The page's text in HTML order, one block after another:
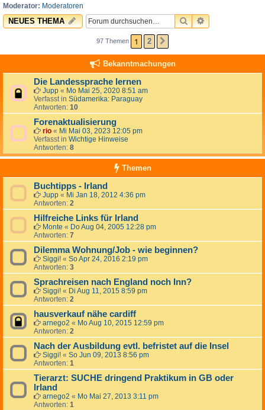
Moderator: Moderatoren
NEUES THEMA SUCHEERWEITERTE
97 Themen 1 2
Bekanntmachungen
Die Landessprache lernen
Jupp « Mo Mai 25, 2020 8:51 am
Verfasst in Südamerika: Paraguay
Antworten: 10
Forenaktualisierung
rio « Mi Mai 03, 2023 12:05 pm
Verfasst in Wichtige Hinweise
Antworten: 8
Themen
Buchtipps - Irland
Jupp « Mi Jan 18, 2012 4:36 pm
Antworten: 2
Hilfreiche Links für Irland
Monte « Do Aug 04, 2005 12:28 pm
Antworten: 7
Dilemma Wohnung/Job - wie beginnen?
Siggi! « So Apr 24, 2016 2:19 pm
Antworten: 3
Sprachreisen nach England noch Inn?
Siggi! « Di Aug 11, 2015 8:59 pm
Antworten: 2
hausverkauf nähe cardiff
arnego2 « Mo Aug 10, 2015 12:59 pm
Antworten: 2
Nach der Ausbildung evtl. befristet auf die Insel
Siggi! « So Jun 09, 2013 8:56 pm
Antworten: 1
Tierarzt: SUCHE dringend Praktikum in GB oder
Irland
arnego2 « Mo Mai 27, 2013 3:11 pm
Antworten: 1